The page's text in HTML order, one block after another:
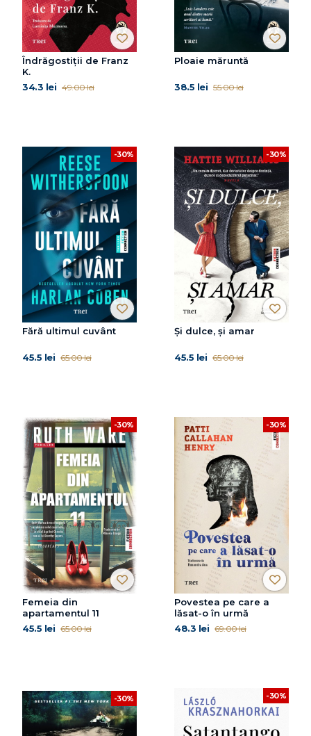
Îndrăgostiții de Franz
K.
34.3 lei 49.00 lei
Ploaie măruntă
38.5 lei 55.00 lei
-30%
Fără ultimul cuvânt
45.5 lei 65.00 lei
-30%
Și dulce, și amar
45.5 lei 65.00 lei
-30%
Femeia din
apartamentul 11
45.5 lei 65.00 lei
-30%
Povestea pe care a
lăsat-o în urmă
48.3 lei 69.00 lei
-30% -30%